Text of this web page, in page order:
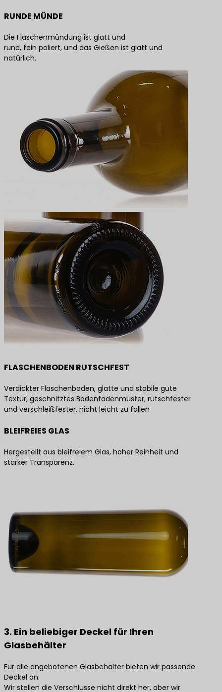
RUNDE MÜNDE
Die Flaschenmündung ist glatt und
rund, fein poliert, und das Gießen ist glatt und
natürlich.
FLASCHENBODEN RUTSCHFEST
Verdickter Flaschenboden, glatte und stabile gute
Textur, geschnitztes Bodenfadenmuster, rutschfester
und verschleißfester, nicht leicht zu fallen
BLEIFREIES GLAS
Hergestellt aus bleifreiem Glas, hoher Reinheit und
starker Transparenz.
3. Ein beliebiger Deckel für Ihren
Glasbehälter
Für alle angebotenen Glasbehälter bieten wir passende
Deckel an.
Wir stellen die Verschlüsse nicht direkt her, aber wir